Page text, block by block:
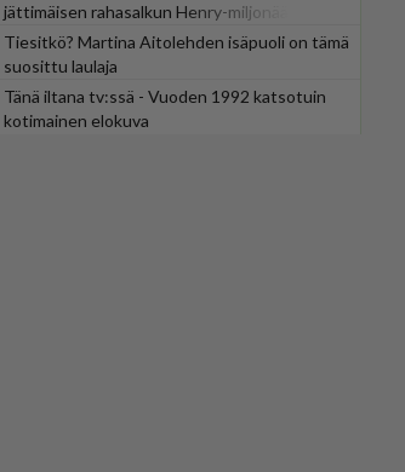
jättimäisen rahasalkun Henry-miljonääriltä
Tiesitkö? Martina Aitolehden isäpuoli on tämä
suosittu laulaja
Tänä iltana tv:ssä - Vuoden 1992 katsotuin
kotimainen elokuva